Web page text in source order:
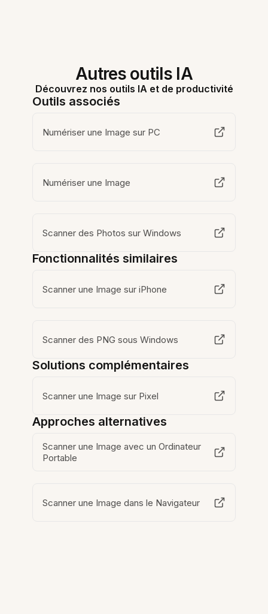
Autres outils IA
Découvrez nos outils IA et de productivité
Outils associés
Numériser une Image sur PC
Numériser une Image
Scanner des Photos sur Windows
Fonctionnalités similaires
Scanner une Image sur iPhone
Scanner des PNG sous Windows
Solutions complémentaires
Scanner une Image sur Pixel
Approches alternatives
Scanner une Image avec un Ordinateur
Portable
Scanner une Image dans le Navigateur